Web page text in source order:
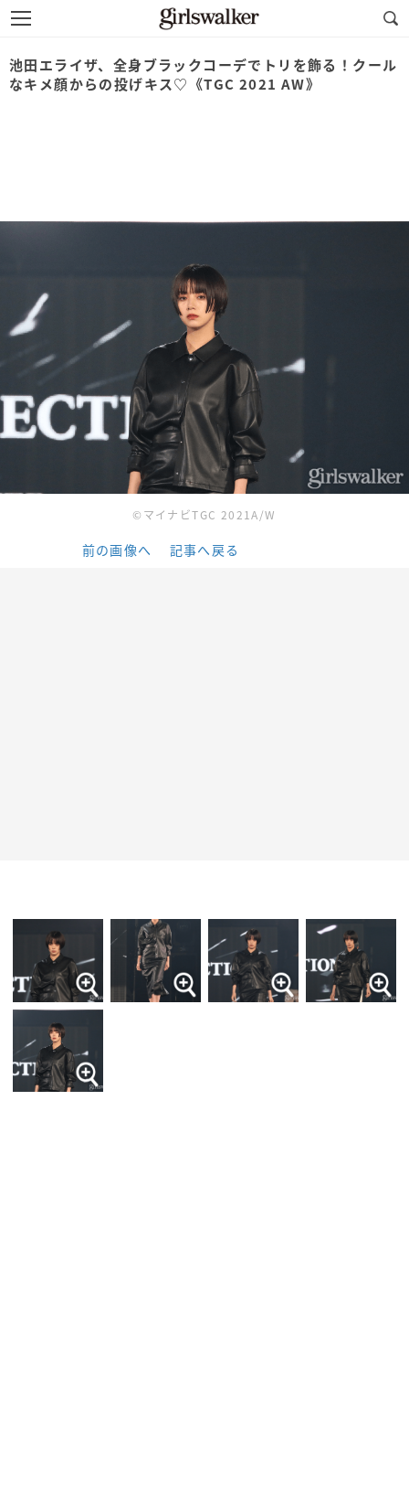
池田エライザ、全身ブラックコーデでトリを飾る！クール
なキメ顔からの投げキス♡《TGC 2021 AW》
©マイナビTGC 2021A/W
前の画像へ 記事へ戻る